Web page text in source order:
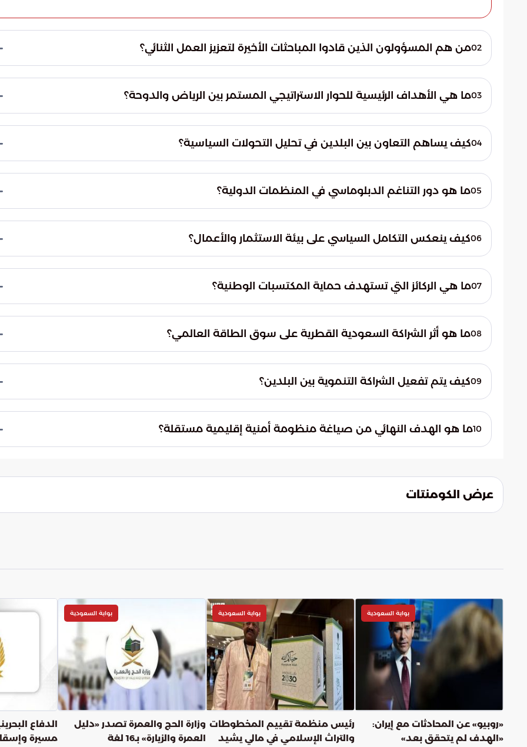
02من هم المسؤولون الذين قادوا المباحثات الأخيرة لتعزيز العمل الثنائي؟
معالي الشيخ محمد بن عبدالرحمن بن جاسم آل ثاني، رئيس مجلس الوزراء وزير الخارجية في دولة قطر.
ركزت هذه اللقاءات على تعميق آليات العمل المشترك وتطوير الاستجابة للأزمات الراهنة.
03ما هي الأهداف الرئيسية للحوار الاستراتيجي المستمر بين الرياض والدوحة؟
الاستقرار في المنطقة. كما يركز على مواءمة الرؤى تجاه الملفات المعقدة، مما يعزز من ثقل الدولتين
في دوائر صناعة القرار العالمي ويؤدي إلى تطوير استراتيجيات فعالة للأمن القومي.
04كيف يساهم التعاون بين البلدين في تحليل التحولات السياسية؟
المصالح الخليجية. يتم ذلك من خلال تطوير منظومة لتبادل المعلومات والتقديرات الاستراتيجية، مما
يساعد في صياغة مواقف موحدة تضمن التدخل السريع والفعال لمواجهة أي تحديات طارئة.
05ما هو دور التناغم الدبلوماسي في المنظمات الدولية؟
هذا التناغم يساهم في إيصال رسالة خليجية واضحة ومؤثرة للعالم، مما يعزز من مكانة دول مجلس
التعاون كلاعبين أساسيين في صياغة السياسات الدولية وحماية مكتسبات شعوب المنطقة.
06كيف ينعكس التكامل السياسي على بيئة الاستثمار والأعمال؟
ومنهجية الحوار. هذا الاستقرار السياسي ينعكس إيجاباً على بيئة الاستثمار، حيث يوفر مناخاً آمناً للأعمال
ويدعم تنفيذ المشاريع الكبرى والرؤى الاقتصادية الطموحة في كلا البلدين.
07ما هي الركائز التي تستهدف حماية المكتسبات الوطنية؟
الخارجية. يتم ذلك من خلال تحديث أدوات التنسيق الثنائي لتواكب حجم التحديات الراهنة، وخلق واقع
جديد يعتمد على التعاون الفعال لضمان استدامة النمو والرخاء.
08ما هو أثر الشراكة السعودية القطرية على سوق الطاقة العالمي؟
سوق الطاقة العالمي. هذا التنسيق يساهم في تعزيز نمو الاقتصاد الدولي وضمان استقرار
الإمدادات، خاصة في ظل حالة عدم اليقين التي تسيطر على المشهد الاقتصادي والسياسي العالمي.
09كيف يتم تفعيل الشراكة التنموية بين البلدين؟
ورؤية قطر الوطنية، مما يعزز من التكامل الاقتصادي والاجتماعي بين الشعبين الشقيقين.
10ما هو الهدف النهائي من صياغة منظومة أمنية إقليمية مستقلة؟
الخارجية، ويضمن استمرارية المشاريع التنموية الكبرى في ظل منظومة أمنية متكاملة وقوية.
عرض الكومنتات
بوابة السعودية
«روبيو» عن المحادثات مع إيران:
«الهدف لم يتحقق بعد»
بوابة السعودية
رئيس منظمة تقييم المخطوطات
والتراث الإسلامي في مالي يشيد
بوابة السعودية
وزارة الحج والعمرة تصدر «دليل
العمرة والزيارة» بـ16 لغة